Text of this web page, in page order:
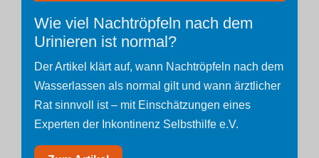
Wie viel Nachtröpfeln nach dem
Urinieren ist normal?
Der Artikel klärt auf, wann Nachtröpfeln nach dem
Wasserlassen als normal gilt und wann ärztlicher
Rat sinnvoll ist – mit Einschätzungen eines
Experten der Inkontinenz Selbsthilfe e.V.